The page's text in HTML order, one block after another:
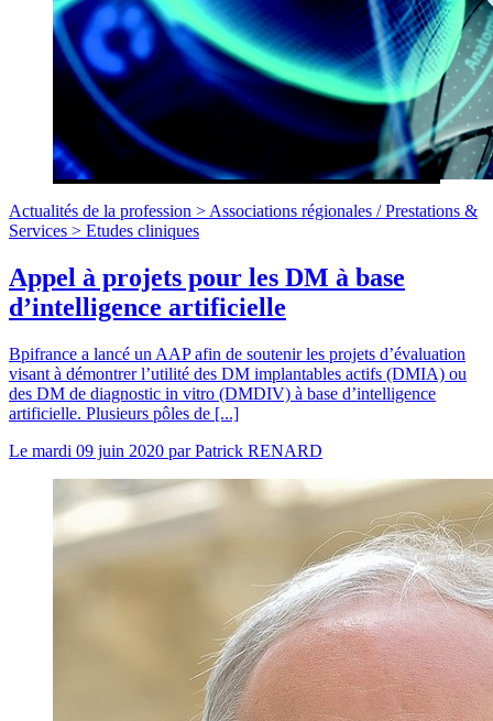
Actualités de la profession > Associations régionales /Prestations &
Services > Etudes cliniques
Appel à projets pour les DM à base
d’intelligence artificielle
Bpifrance a lancé un AAP afin de soutenir les projets d’évaluation
visant à démontrer l’utilité des DM implantables actifs (DMIA) ou
des DM de diagnostic in vitro (DMDIV) à base d’intelligence
artificielle. Plusieurs pôles de [...]
Le mardi 09 juin 2020 parPatrick RENARD